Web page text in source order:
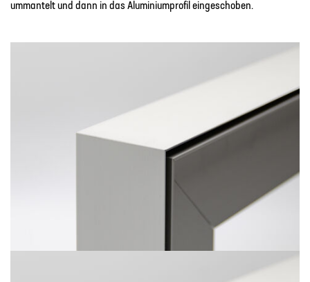
ummantelt und dann in das Aluminiumprofil eingeschoben.